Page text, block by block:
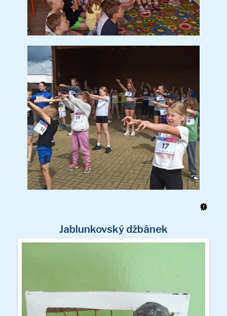
Svačinky
Polévky
Obědy
Akce a fotogalerie školní družiny
Platba za ŠD
Přihlašování do ŠD
Kontakt
Jablunkovský džbánek